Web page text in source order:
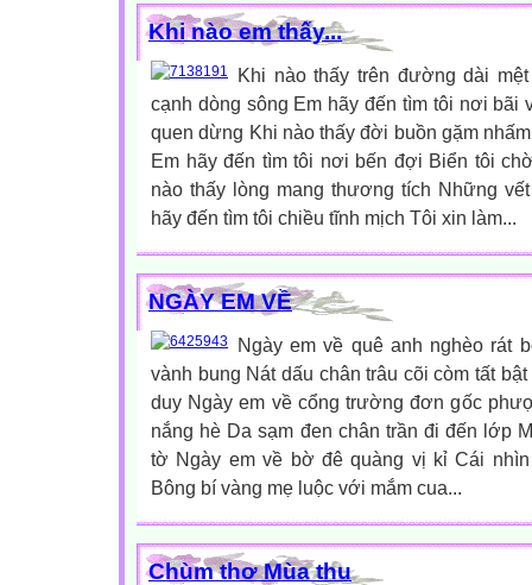
Khi nào em thấy...
Khi nào thấy trên đường dài
cạnh dòng sông Em hãy đến tìm tôi nơi bãi
quen dừng Khi nào thấy đời buồn gặm
Em hãy đến tìm tôi nơi bến đợi Biển tôi
nào thấy lòng mang thương tích Những
hãy đến tìm tôi chiều tĩnh mịch Tôi xin làm...
NGÀY EM VỀ
Ngày em về quê anh nghèo rát
vành bung Nát dấu chân trâu cõi còm tất
duy Ngày em về cổng trường đơn gốc
nắng hè Da sạm đen chân trần đi đến lớp
tờ Ngày em về bờ đê quàng vị kỉ Cái
Bông bí vàng mẹ luộc với mắm cua...
Chùm thơ Mùa thu